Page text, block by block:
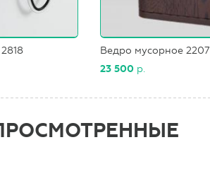
Ведро мусорное 2207
23 500 р.